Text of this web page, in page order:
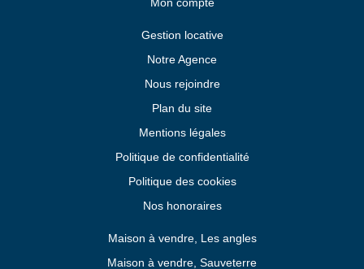
Gestion locative
Notre Agence
Nous rejoindre
Plan du site
Mentions légales
Politique de confidentialité
Politique des cookies
Nos honoraires
Maison à vendre, Les angles
Maison à vendre, Sauveterre